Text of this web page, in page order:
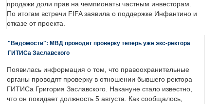
продажи доли прав на чемпионаты частным инвесторам.
По итогам встречи FIFA заявила о поддержке Инфантино и
отказе от проекта.
"Ведомости": МВД проводит проверку теперь уже экс-ректора
ГИТИСа Заславского
Появилась информация о том, что правоохранительные
органы проводят проверку в отношении бывшего ректора
ГИТИСа Григория Заславского. Накануне стало известно,
что он покидает должность 5 августа. Как сообщалось,